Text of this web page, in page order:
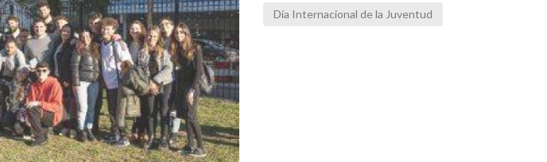
Día Internacional de la Juventud